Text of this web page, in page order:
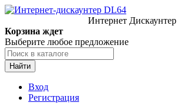
Интернет Дискаунтер
Корзина ждет
Выберите любое предложение
Найти
Вход
Регистрация